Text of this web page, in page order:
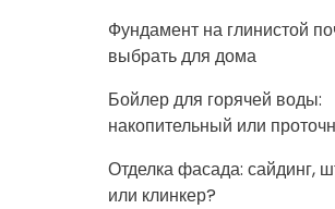
Фундамент на глинистой
выбрать для дома
Бойлер для горячей воды:
накопительный или
Отделка фасада: сайдинг,
или клинкер?